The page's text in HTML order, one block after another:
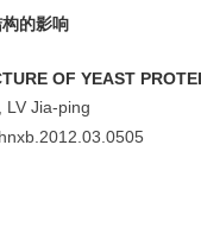
的影响
OF YEAST
LV Jia-ping